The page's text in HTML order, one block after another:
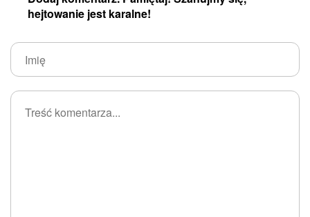
hejtowanie jest karalne!